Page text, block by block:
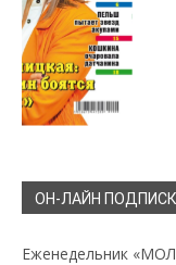
ОН-ЛАЙН
Еженедельник